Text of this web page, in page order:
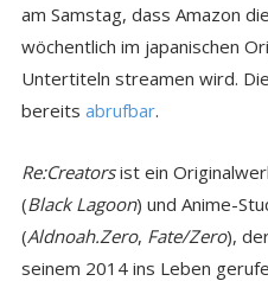
am Samstag, dass Amazon
wöchentlich im japanischen
Untertiteln streamen wird.
bereits abrufbar.
Re:Creatorsist ein
(Black Lagoon) und Anime-
(Aldnoah.Zero, Fate/Zero),
seinem 2014 ins Leben